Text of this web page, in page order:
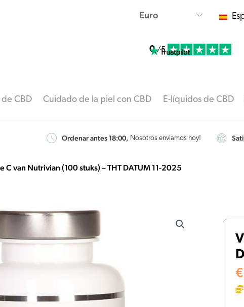
0 /5
CBD Cuidado de la piel con CBD E-líquidos de CBD
Ordenar antes 18:00, Nosotros enviamos hoy!
C van Nutrivian (100 stuks) – THT DATUM 11-2025
€
-